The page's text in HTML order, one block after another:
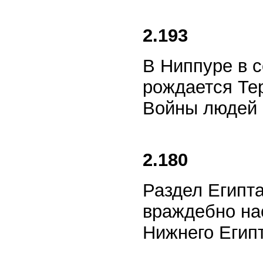
2.193
В Ниппуре в
рождается
Войны людей
2.180
Раздел
враждебно
Нижнего